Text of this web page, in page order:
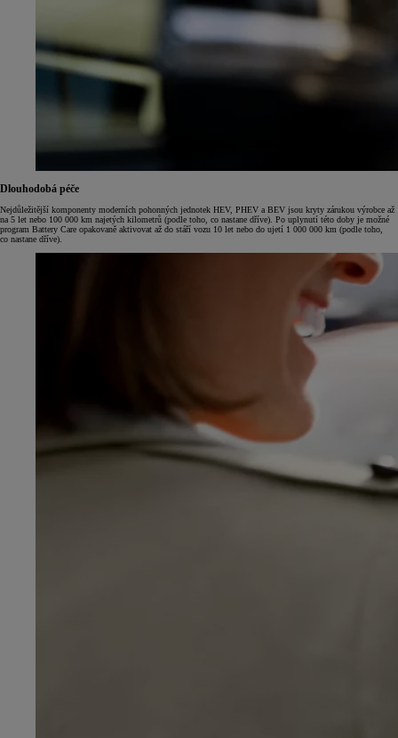
Dlouhodobá péče
Nejdůležitější komponenty moderních pohonných jednotek HEV, PHEV a BEV jsou kryty zárukou výrobce až
na 5 let nebo 100 000 km najetých kilometrů (podle toho, co nastane dříve). Po uplynutí této doby je možné
program Battery Care opakovaně aktivovat až do stáří vozu 10 let nebo do ujetí 1 000 000 km (podle toho,
co nastane dříve).